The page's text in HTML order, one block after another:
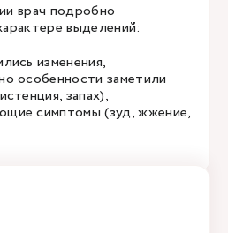
врач подробно
выделений:
изменения,
особенности заметили
запах),
симптомы (зуд, жжение,